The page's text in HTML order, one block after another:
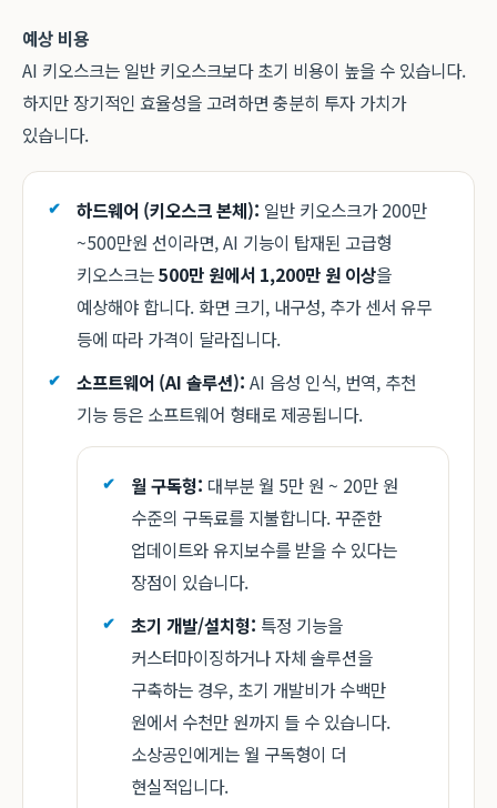
예상 비용
AI 키오스크는 일반 키오스크보다 초기 비용이 높을 수 있습니다.
하지만 장기적인 효율성을 고려하면 충분히 투자 가치가
있습니다.
하드웨어 (키오스크 본체): 일반 키오스크가 200만
~500만원 선이라면, AI 기능이 탑재된 고급형
키오스크는500만 원에서 1,200만 원 이상을
예상해야 합니다. 화면 크기, 내구성, 추가 센서 유무
등에 따라 가격이 달라집니다.
소프트웨어 (AI 솔루션): AI 음성 인식, 번역, 추천
기능 등은 소프트웨어 형태로 제공됩니다.
월 구독형: 대부분 월 5만 원 ~ 20만 원
수준의 구독료를 지불합니다. 꾸준한
업데이트와 유지보수를 받을 수 있다는
장점이 있습니다.
초기 개발/설치형: 특정 기능을
커스터마이징하거나 자체 솔루션을
구축하는 경우, 초기 개발비가 수백만
원에서 수천만 원까지 들 수 있습니다.
소상공인에게는 월 구독형이 더
현실적입니다.